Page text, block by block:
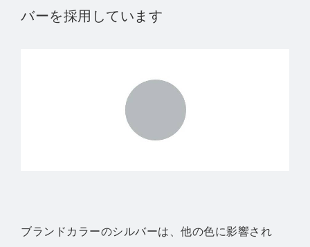
バーを採用しています
ブランドカラーのシルバーは、他の色に影響され